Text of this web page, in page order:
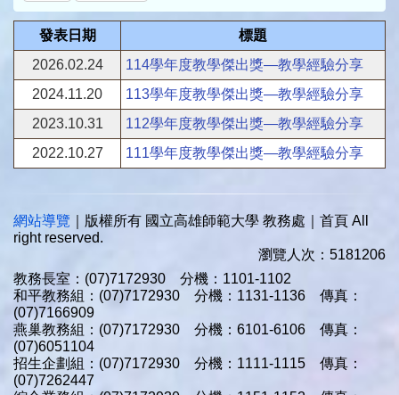
發表日期
標題
2026.02.24
114學年度教學傑出獎—教學經驗分享
2024.11.20
113學年度教學傑出獎—教學經驗分享
2023.10.31
112學年度教學傑出獎—教學經驗分享
2022.10.27
111學年度教學傑出獎—教學經驗分享
網站導覽 ｜版權所有 國立高雄師範大學 教務處｜首頁 All
right reserved.
瀏覽人次：5181206
教務長室：(07)7172930 分機：1101-1102
和平教務組：(07)7172930 分機：1131-1136 傳真：
(07)7166909
燕巢教務組：(07)7172930 分機：6101-6106 傳真：
(07)6051104
招生企劃組：(07)7172930 分機：1111-1115 傳真：
(07)7262447